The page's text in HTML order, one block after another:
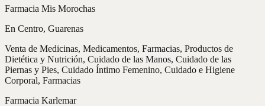
Farmacia Mis Morochas
En Centro, Guarenas
Venta de Medicinas, Medicamentos, Farmacias, Productos de
Dietética y Nutrición, Cuidado de las Manos, Cuidado de las
Piernas y Pies, Cuidado Íntimo Femenino, Cuidado e Higiene
Corporal, Farmacias
Farmacia Karlemar